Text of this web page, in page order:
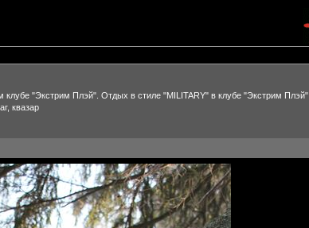
"Экстрим Плэй". Отдых в стиле "MILITARY" в клубе "Экстрим Плэй"
квазар